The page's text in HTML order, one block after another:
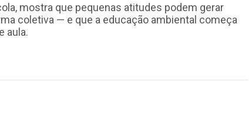
mostra que pequenas atitudes podem gerar
coletiva — e que a educação ambiental começa
aula.